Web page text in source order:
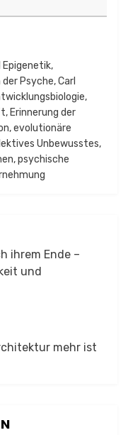
,
der Psyche,Carl
,
, Erinnerung der
,evolutionäre
Unbewusstes,
,psychische
ihrem Ende –
und
mehr ist